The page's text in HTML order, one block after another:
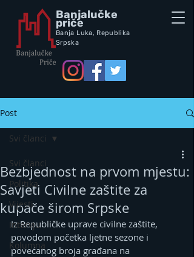
Banjalučke
priče
Banja Luka, Republika
Srpska
Post
Svi članci
Politika
Vijesti
Intervju
Kolumna
Svi članci
Bezbjednost na prvom mjestu:
Savjeti Civilne zaštite za
kupače širom Srpske
Iz Republičke uprave civilne zaštite,
povodom početka ljetne sezone i
povećanog broja građana na